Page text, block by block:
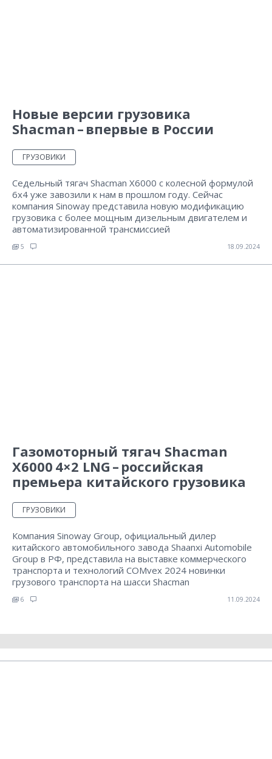
Новые версии грузовика
Shacman – впервые в России
ГРУЗОВИКИ
Седельный тягач Shacman X6000 с колесной формулой
6х4 уже завозили к нам в прошлом году. Сейчас
компания Sinoway представила новую модификацию
грузовика с более мощным дизельным двигателем и
автоматизированной трансмиссией
5 18.09.2024
Газомоторный тягач Shacman
X6000 4×2 LNG – российская
премьера китайского грузовика
ГРУЗОВИКИ
Компания Sinoway Group, официальный дилер
китайского автомобильного завода Shaanxi Automobile
Group в РФ, представила на выставке коммерческого
транспорта и технологий COMvex 2024 новинки
грузового транспорта на шасси Shacman
6 11.09.2024